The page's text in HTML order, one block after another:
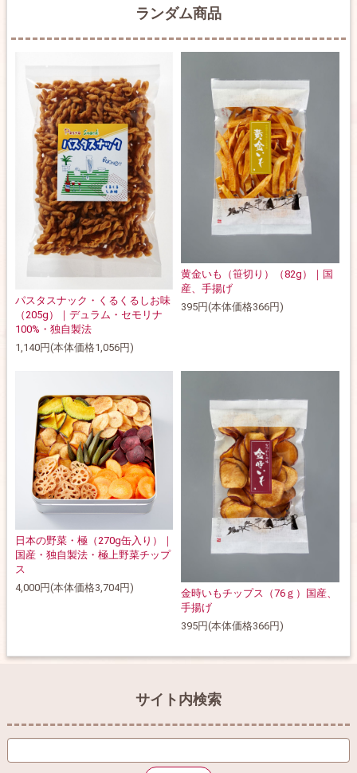
ランダム商品
パスタスナック・くるくるしお味
（205g）｜デュラム・セモリナ
100%・独自製法
1,140円(本体価格1,056円)
黄金いも（笹切り）（82g）｜国
産、手揚げ
395円(本体価格366円)
日本の野菜・極（270g缶入り）｜
国産・独自製法・極上野菜チップ
ス
4,000円(本体価格3,704円)
金時いもチップス（76ｇ）国産、
手揚げ
395円(本体価格366円)
サイト内検索